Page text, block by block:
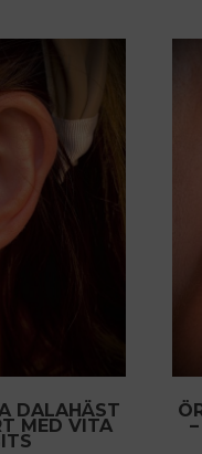
DALAHÄST
MED VITA